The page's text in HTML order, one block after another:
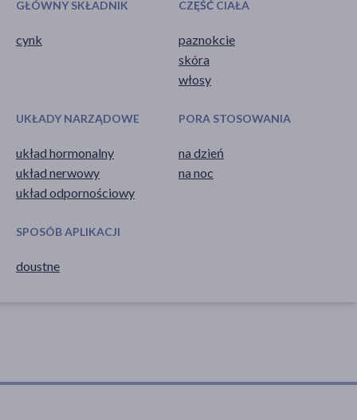
GŁÓWNY SKŁADNIK
cynk
CZĘŚĆ CIAŁA
paznokcie
skóra
włosy
UKŁADY NARZĄDOWE
układ hormonalny
układ nerwowy
układ odpornościowy
PORA STOSOWANIA
na dzień
na noc
SPOSÓB APLIKACJI
doustne